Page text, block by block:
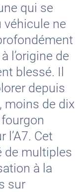
qui se
véhicule ne
l’origine de
blessé. Il
depuis
moins de dix
l’A7. Cet
de multiples
à la
sur